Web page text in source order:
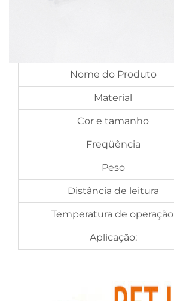
Nome do Produto
Material
Cor e tamanho
Freqüência
Peso
Distância de leitura
Temperatura de
Aplicação: